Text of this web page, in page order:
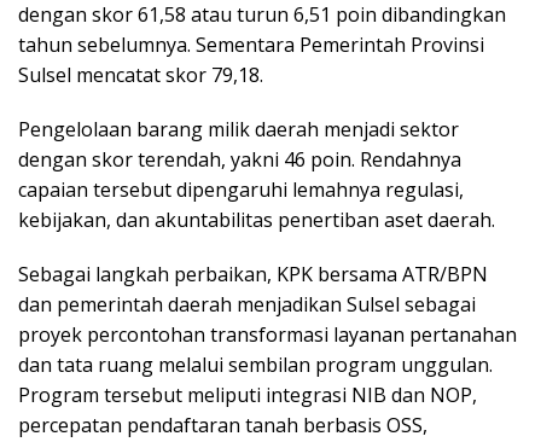
dengan skor 61,58 atau turun 6,51 poin dibandingkan
tahun sebelumnya. Sementara Pemerintah Provinsi
Sulsel mencatat skor 79,18.
Pengelolaan barang milik daerah menjadi sektor
dengan skor terendah, yakni 46 poin. Rendahnya
capaian tersebut dipengaruhi lemahnya regulasi,
kebijakan, dan akuntabilitas penertiban aset daerah.
Sebagai langkah perbaikan, KPK bersama ATR/BPN
dan pemerintah daerah menjadikan Sulsel sebagai
proyek percontohan transformasi layanan pertanahan
dan tata ruang melalui sembilan program unggulan.
Program tersebut meliputi integrasi NIB dan NOP,
percepatan pendaftaran tanah berbasis OSS,